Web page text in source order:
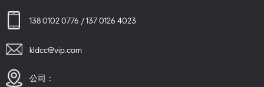
138 0102 0776 / 137 0126 4023
kldcc@vip.com
公司：